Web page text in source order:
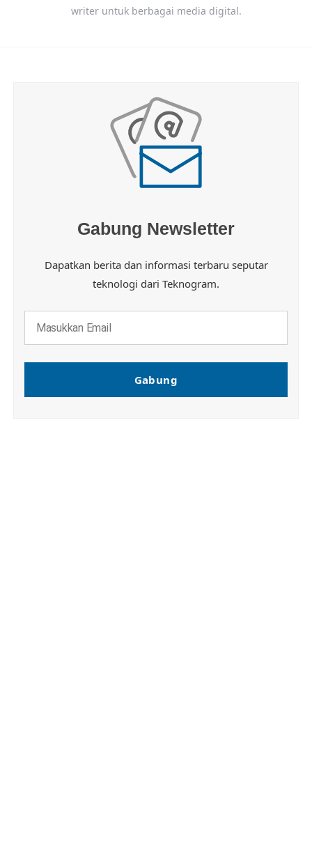
writer untuk berbagai media digital.
Gabung Newsletter
Dapatkan berita dan informasi terbaru seputar
teknologi dari Teknogram.